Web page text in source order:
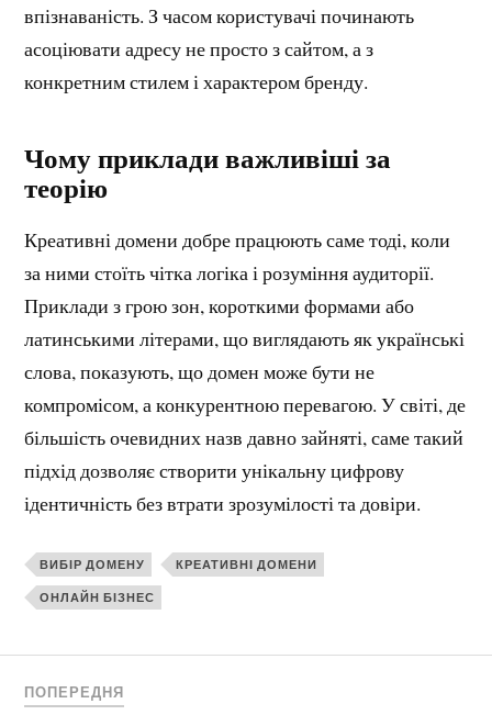
впізнаваність. З часом користувачі починають
асоціювати адресу не просто з сайтом, а з
конкретним стилем і характером бренду.
Чому приклади важливіші за
теорію
Креативні домени добре працюють саме тоді, коли
за ними стоїть чітка логіка і розуміння аудиторії.
Приклади з грою зон, короткими формами або
латинськими літерами, що виглядають як українські
слова, показують, що домен може бути не
компромісом, а конкурентною перевагою. У світі, де
більшість очевидних назв давно зайняті, саме такий
підхід дозволяє створити унікальну цифрову
ідентичність без втрати зрозумілості та довіри.
ВИБІР ДОМЕНУ КРЕАТИВНІ ДОМЕНИ
ОНЛАЙН БІЗНЕС
ПОПЕРЕДНЯ